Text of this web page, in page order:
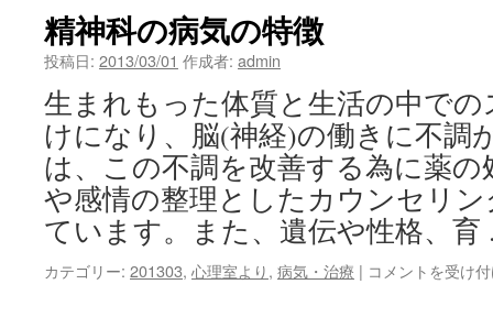
り
は
精神科の病気の特徴
投稿日: 2013/03/01 作成者: admin
生まれもった体質と生活の中で
けになり、脳(神経)の働きに不調
は、この不調を改善する為に薬
や感情の整理としたカウンセリ
ています。また、遺伝や性格、
カテゴリー: 201303, 心理室より, 病気・治療 | 精
コメントを受け